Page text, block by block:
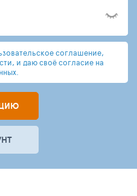
соглашение,
и даю своё согласие на